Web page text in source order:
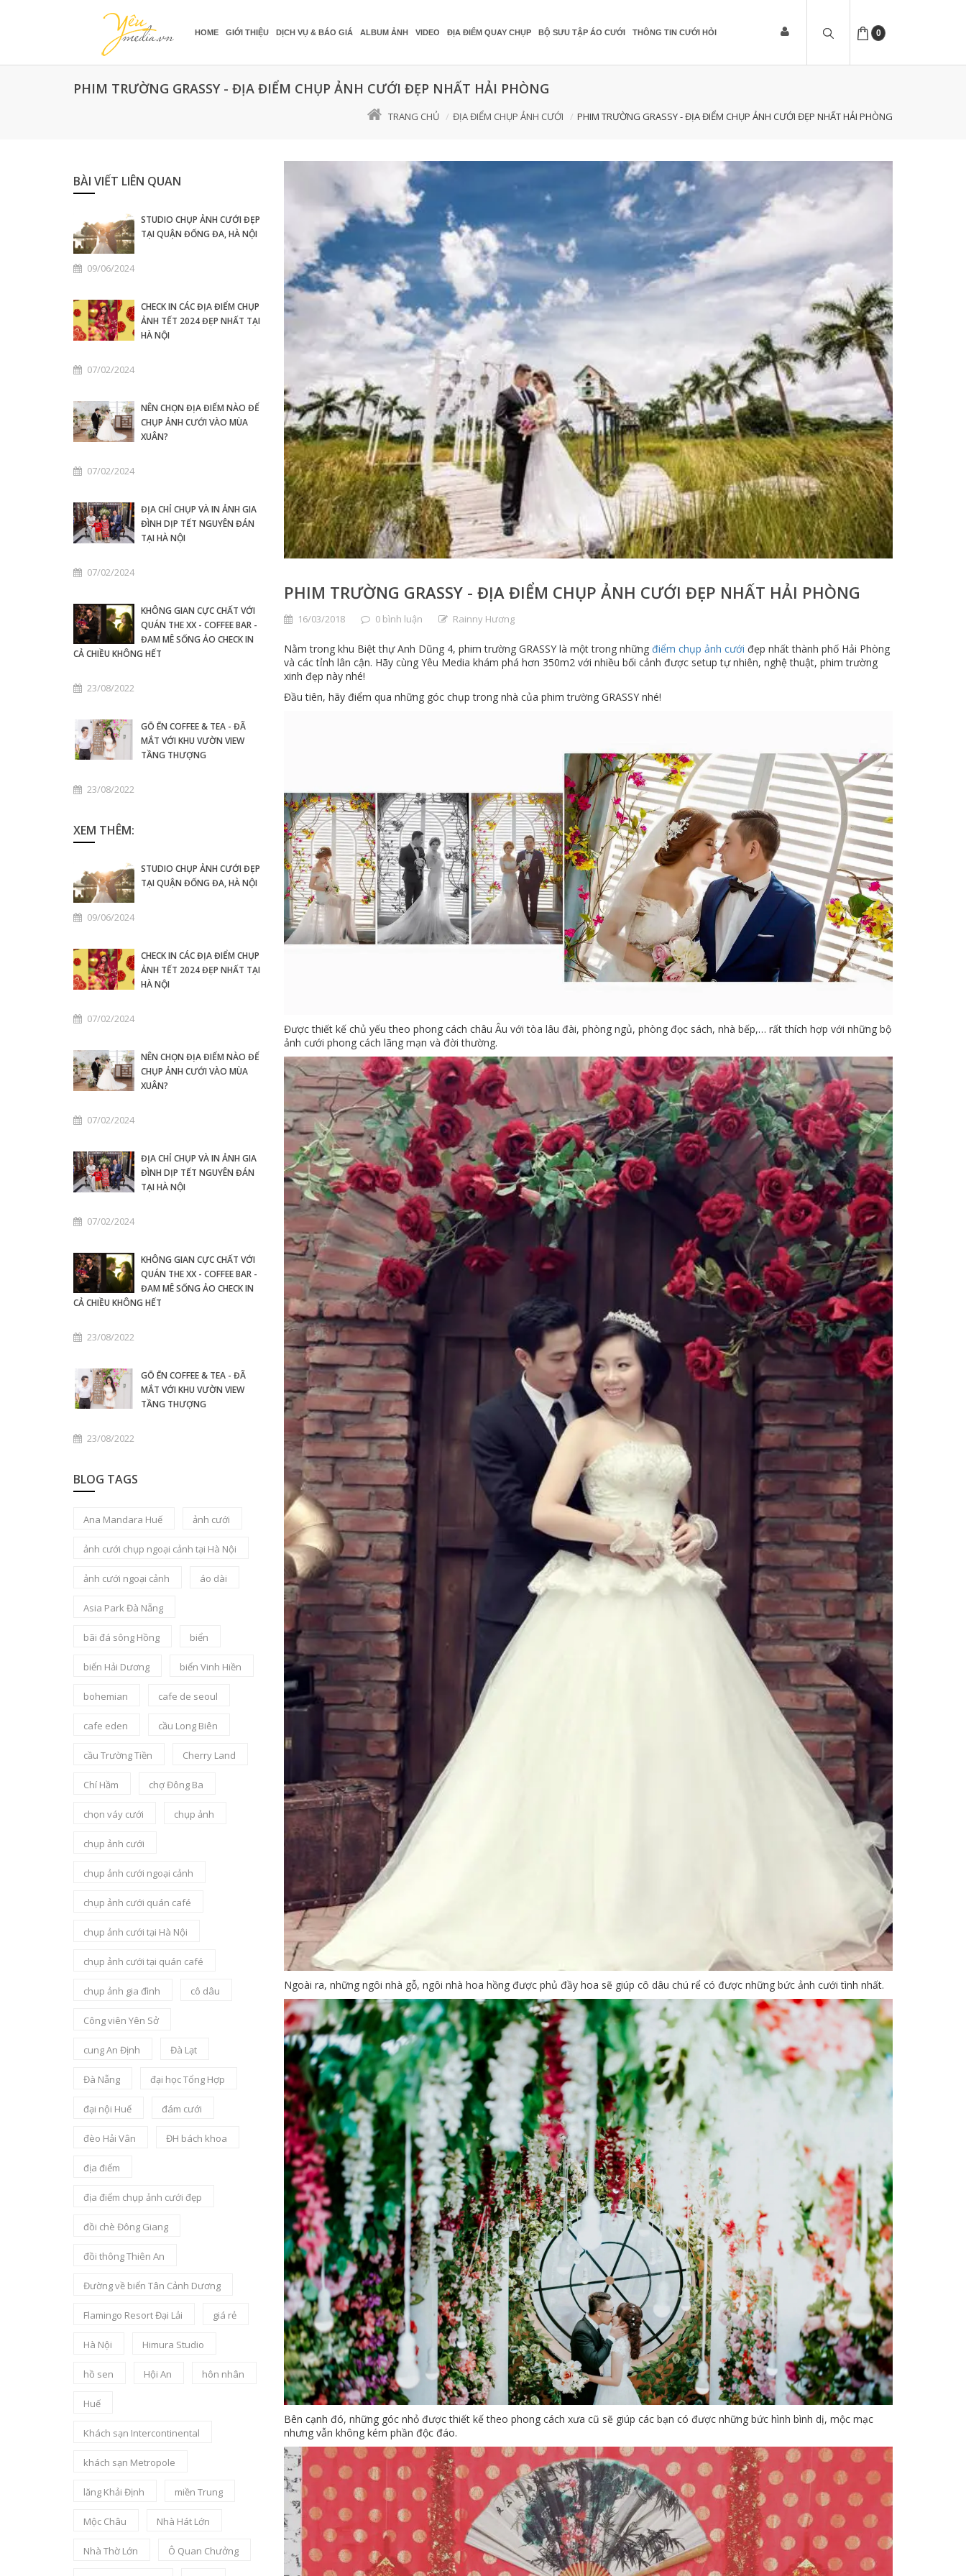
0
HOME GIỚI THIỆU DỊCH VỤ & BÁO GIÁ ALBUM ẢNH VIDEO ĐỊA ĐIỂM QUAY CHỤP BỘ SƯU TẬP ÁO CƯỚI THÔNG TIN CƯỚI HỎI
PHIM TRƯỜNG GRASSY - ĐỊA ĐIỂM CHỤP ẢNH CƯỚI ĐẸP NHẤT HẢI PHÒNG
TRANG CHỦ ĐỊA ĐIỂM CHỤP ẢNH CƯỚI PHIM TRƯỜNG GRASSY - ĐỊA ĐIỂM CHỤP ẢNH CƯỚI ĐẸP NHẤT HẢI PHÒNG
BÀI VIẾT LIÊN QUAN
STUDIO CHỤP ẢNH CƯỚI ĐẸP
TẠI QUẬN ĐỐNG ĐA, HÀ NỘI
09/06/2024
CHECK IN CÁC ĐỊA ĐIỂM CHỤP
ẢNH TẾT 2024 ĐẸP NHẤT TẠI
HÀ NỘI
07/02/2024
NÊN CHỌN ĐỊA ĐIỂM NÀO ĐỂ
CHỤP ẢNH CƯỚI VÀO MÙA
XUÂN?
07/02/2024
ĐỊA CHỈ CHỤP VÀ IN ẢNH GIA
ĐÌNH DỊP TẾT NGUYÊN ĐÁN
TẠI HÀ NỘI
07/02/2024
KHÔNG GIAN CỰC CHẤT VỚI
QUÁN THE XX - COFFEE BAR -
ĐAM MÊ SỐNG ẢO CHECK IN
CẢ CHIỀU KHÔNG HẾT
23/08/2022
GŌ ĒN COFFEE & TEA - ĐÃ
MẮT VỚI KHU VƯỜN VIEW
TẦNG THƯỢNG
23/08/2022
XEM THÊM:
STUDIO CHỤP ẢNH CƯỚI ĐẸP
TẠI QUẬN ĐỐNG ĐA, HÀ NỘI
09/06/2024
CHECK IN CÁC ĐỊA ĐIỂM CHỤP
ẢNH TẾT 2024 ĐẸP NHẤT TẠI
HÀ NỘI
07/02/2024
NÊN CHỌN ĐỊA ĐIỂM NÀO ĐỂ
CHỤP ẢNH CƯỚI VÀO MÙA
XUÂN?
07/02/2024
ĐỊA CHỈ CHỤP VÀ IN ẢNH GIA
ĐÌNH DỊP TẾT NGUYÊN ĐÁN
TẠI HÀ NỘI
07/02/2024
KHÔNG GIAN CỰC CHẤT VỚI
QUÁN THE XX - COFFEE BAR -
ĐAM MÊ SỐNG ẢO CHECK IN
CẢ CHIỀU KHÔNG HẾT
23/08/2022
GŌ ĒN COFFEE & TEA - ĐÃ
MẮT VỚI KHU VƯỜN VIEW
TẦNG THƯỢNG
23/08/2022
BLOG TAGS
Ana Mandara Huế ảnh cưới
ảnh cưới chụp ngoại cảnh tại Hà Nội
ảnh cưới ngoại cảnh áo dài
Asia Park Đà Nẵng
bãi đá sông Hồng biển
biển Hải Dương biển Vinh Hiền
bohemian cafe de seoul
cafe eden cầu Long Biên
cầu Trường Tiền Cherry Land
Chí Hầm chợ Đông Ba
chọn váy cưới chụp ảnh
chụp ảnh cưới
chụp ảnh cưới ngoại cảnh
chụp ảnh cưới quán café
chụp ảnh cưới tại Hà Nội
chụp ảnh cưới tại quán café
chụp ảnh gia đình cô dâu
Công viên Yên Sở
cung An Định Đà Lạt
Đà Nẵng đại học Tổng Hợp
đại nội Huế đám cưới
đèo Hải Vân ĐH bách khoa
địa điểm
địa điểm chụp ảnh cưới đẹp
đồi chè Đông Giang
đồi thông Thiên An
Đường về biển Tân Cảnh Dương
Flamingo Resort Đại Lải giá rẻ
Hà Nội Himura Studio
hồ sen Hội An hôn nhân
Huế
Khách sạn Intercontinental
khách sạn Metropole
lăng Khải Định miền Trung
Mộc Châu Nhà Hát Lớn
Nhà Thờ Lớn Ô Quan Chưởng
PHIM TRƯỜNG GRASSY - ĐỊA ĐIỂM CHỤP ẢNH CƯỚI ĐẸP NHẤT HẢI PHÒNG
16/03/2018 0 bình luận Rainny Hương
Nằm trong khu Biệt thự Anh Dũng 4, phim trường GRASSY là một trong những điểm chụp ảnh cưới đẹp nhất thành phố Hải Phòng
và các tỉnh lân cận. Hãy cùng Yêu Media khám phá hơn 350m2 với nhiều bối cảnh được setup tự nhiên, nghệ thuật, phim trường
xinh đẹp này nhé!
Đầu tiên, hãy điểm qua những góc chụp trong nhà của phim trường GRASSY nhé!
Được thiết kế chủ yếu theo phong cách châu Âu với tòa lâu đài, phòng ngủ, phòng đọc sách, nhà bếp,… rất thích hợp với những bộ
ảnh cưới phong cách lãng mạn và đời thường.
Ngoài ra, những ngôi nhà gỗ, ngôi nhà hoa hồng được phủ đầy hoa sẽ giúp cô dâu chú rể có được những bức ảnh cưới tình nhất.
Bên cạnh đó, những góc nhỏ được thiết kế theo phong cách xưa cũ sẽ giúp các bạn có được những bức hình bình dị, mộc mạc
nhưng vẫn không kém phần độc đáo.